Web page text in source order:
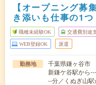
【オープニング募
き添いも仕事の1つ
職種未経験OK 交通費別途
WEB登録OK 派遣
勤務地
千葉県鎌ヶ谷市
新鎌ケ谷駅から
--分／くぬぎ山